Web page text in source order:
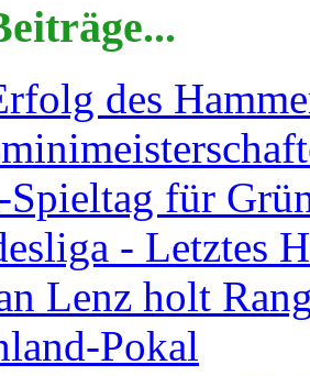
des
für
- Letztes
Lenz holt
Pokal